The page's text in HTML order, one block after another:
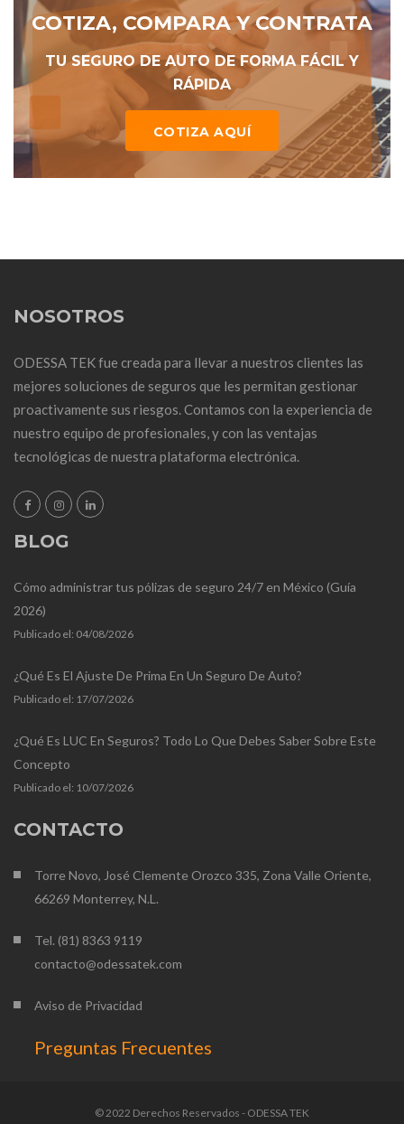
COTIZA, COMPARA Y CONTRATA
TU SEGURO DE AUTO DE FORMA FÁCIL Y
RÁPIDA
COTIZA AQUÍ
NOSOTROS
ODESSA TEK fue creada para llevar a nuestros clientes las
mejores soluciones de seguros que les permitan gestionar
proactivamente sus riesgos. Contamos con la experiencia de
nuestro equipo de profesionales, y con las ventajas
tecnológicas de nuestra plataforma electrónica.
BLOG
Cómo administrar tus pólizas de seguro 24/7 en México (Guía
2026)
Publicado el: 04/08/2026
¿Qué Es El Ajuste De Prima En Un Seguro De Auto?
Publicado el: 17/07/2026
¿Qué Es LUC En Seguros? Todo Lo Que Debes Saber Sobre Este
Concepto
Publicado el: 10/07/2026
CONTACTO
Torre Novo, José Clemente Orozco 335, Zona Valle Oriente,
66269 Monterrey, N.L.
Tel. (81) 8363 9119
contacto@odessatek.com
Aviso de Privacidad
Preguntas Frecuentes
© 2022 Derechos Reservados - ODESSA TEK